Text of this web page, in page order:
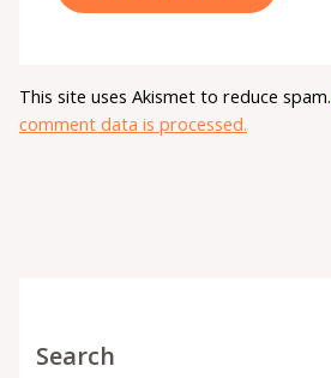
This site uses Akismet to reduce spam.
comment data is processed.
Search